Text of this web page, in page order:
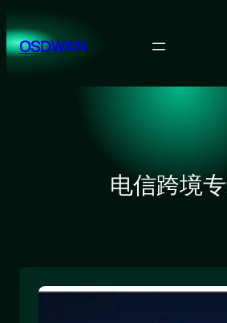
至
内OSDWAN
电信跨境